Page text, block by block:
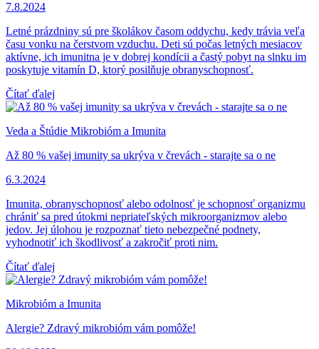
7.8.2024
Letné prázdniny sú pre školákov časom oddychu, kedy trávia veľa
času vonku na čerstvom vzduchu. Deti sú počas letných mesiacov
aktívne, ich imunitna je v dobrej kondícii a častý pobyt na slnku im
poskytuje vitamín D, ktorý posilňuje obranyschopnosť.
Čítať ďalej
Veda a Štúdie Mikrobióm a Imunita
Až 80 % vašej imunity sa ukrýva v črevách - starajte sa o ne
6.3.2024
Imunita, obranyschopnosť alebo odolnosť je schopnosť organizmu
chrániť sa pred útokmi nepriateľských mikroorganizmov alebo
jedov. Jej úlohou je rozpoznať tieto nebezpečné podnety,
vyhodnotiť ich škodlivosť a zakročiť proti nim.
Čítať ďalej
Mikrobióm a Imunita
Alergie? Zdravý mikrobióm vám pomôže!